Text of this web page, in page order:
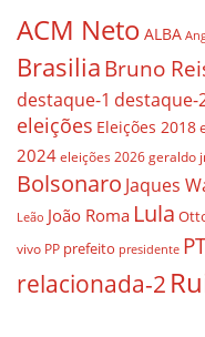
ACM Neto ALBA
BrasiliaBruno
destaque-1 destaque-
eleições Eleições 2018
2024 eleições 2026 geraldo
Bolsonaro Jaques
Leão João Roma Lula
vivo PP prefeito presidente
relacionada-2